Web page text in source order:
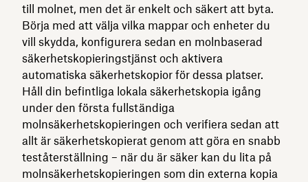
till molnet, men det är enkelt och säkert att byta.
Börja med att välja vilka mappar och enheter du
vill skydda, konfigurera sedan en molnbaserad
säkerhetskopieringstjänst och aktivera
automatiska säkerhetskopior för dessa platser.
Håll din befintliga lokala säkerhetskopia igång
under den första fullständiga
molnsäkerhetskopieringen och verifiera sedan att
allt är säkerhetskopierat genom att göra en snabb
teståterställning – när du är säker kan du lita på
molnsäkerhetskopieringen som din externa kopia